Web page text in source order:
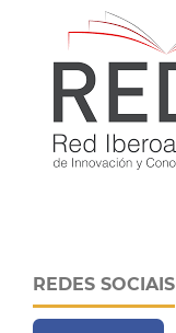
REDES SOCIAIS